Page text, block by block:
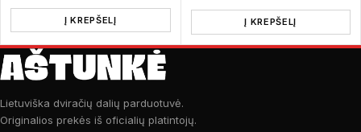
Į KREPŠELĮ Į KREPŠELĮ
Lietuviška dviračių dalių parduotuvė.
Originalios prekės iš oficialių platintojų.